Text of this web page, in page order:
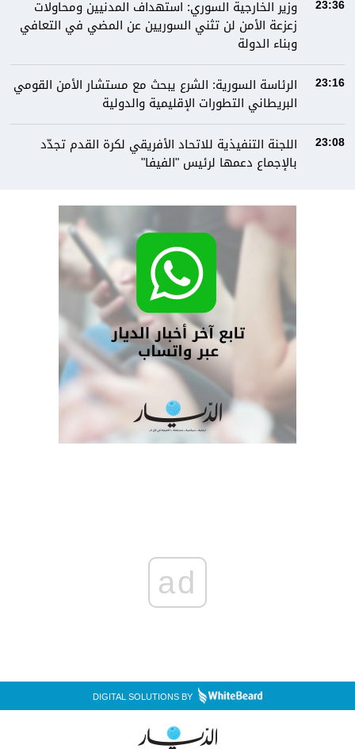
23:36
وزير الخارجية السوري: استهداف المدنيين ومحاولات
زعزعة الأمن لن تثني السوريين عن المضي في التعافي
وبناء الدولة
23:16
الرئاسة السورية: الشرع يبحث مع مستشار الأمن القومي
البريطاني التطورات الإقليمية والدولية
23:08
اللجنة التنفيذية للاتحاد الأفريقي لكرة القدم تجدّد
بالإجماع دعمها لرئيس "الفيفا"
ad
DIGITAL SOLUTIONS BY